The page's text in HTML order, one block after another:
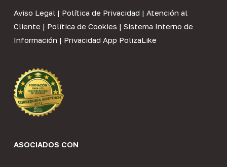
Aviso Legal| Política de Privacidad | Atención al
Cliente | Política de Cookies | Sistema Interno de
Información | Privacidad App PolizaLike
ASOCIADOS CON